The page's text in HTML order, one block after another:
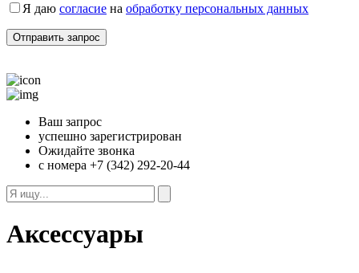
Я даю согласие на обработку персональных данных
Ваш запрос
успешно зарегистрирован
Ожидайте звонка
с номера +7 (342) 292-20-44
Аксессуары